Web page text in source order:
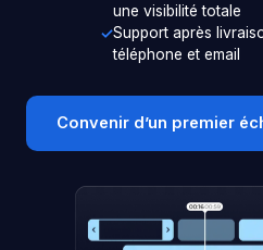
une visibilité totale
Support après
téléphone et email
Convenir d’un premier